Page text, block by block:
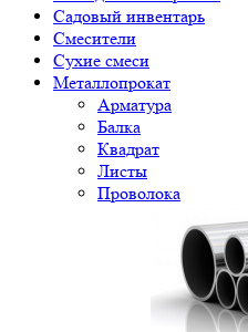
Садовый инвентарь
Смесители
Сухие смеси
Металлопрокат
Арматура
Балка
Квадрат
Листы
Проволока